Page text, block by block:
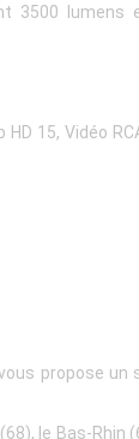
3500 lumens
HD 15, Vidéo
propose un
le Bas-Rhin